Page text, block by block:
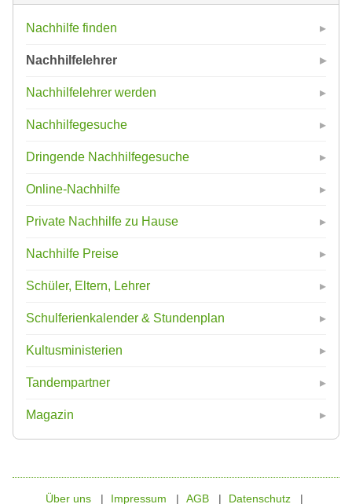
Nachhilfe finden
Nachhilfelehrer
Nachhilfelehrer werden
Nachhilfegesuche
Dringende Nachhilfegesuche
Online-Nachhilfe
Private Nachhilfe zu Hause
Nachhilfe Preise
Schüler, Eltern, Lehrer
Schulferienkalender & Stundenplan
Kultusministerien
Tandempartner
Magazin
Über uns Impressum AGB Datenschutz